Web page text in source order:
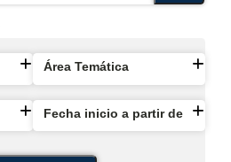
Área Temática
Fecha inicio a partir de